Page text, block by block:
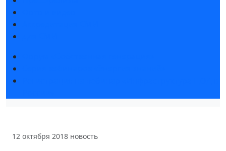
12 октября 2018 новость